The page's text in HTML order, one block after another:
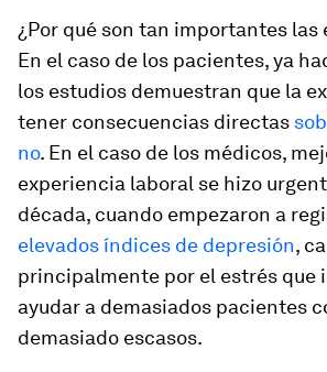
¿Por qué son tan importantes las
En el caso de los pacientes, ya
los estudios demuestran que la
tener consecuencias directas
no. En el caso de los médicos,
experiencia laboral se hizo
década, cuando empezaron a
elevados índices de depresión,
principalmente por el estrés que
ayudar a demasiados pacientes
demasiado escasos.